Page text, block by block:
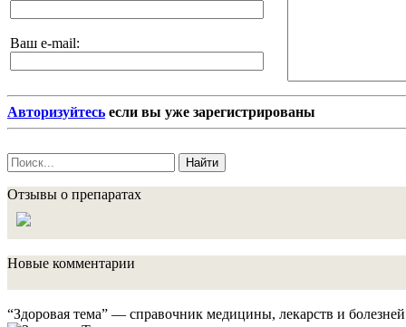
Ваш e-mail:
Авторизуйтесь если вы уже зарегистрированы
Найти
Отзывы о препаратах
Новые комментарии
“Здоровая тема” — справочник медицины, лекарств и болезней